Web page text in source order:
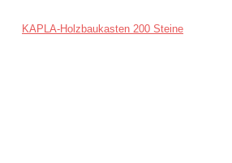
KAPLA-Holzbaukasten 200 Steine